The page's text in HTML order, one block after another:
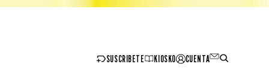
SUSCRIBETE KIOSKO CUENTA